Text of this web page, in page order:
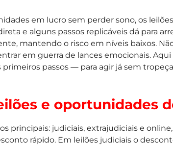
em lucro sem perder sono, os
e alguns passos replicáveis dá para
mantendo o risco em níveis baixos.
em guerra de lances emocionais.
passos — para agir já sem
e oportunidades
principais: judiciais, extrajudiciais e
rápido. Em leilões judiciais o